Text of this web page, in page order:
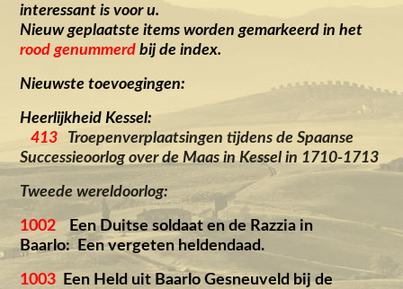
interessant is voor u.
Nieuw geplaatste items worden gemarkeerd in het
rood genummerd bij de index.
Nieuwste toevoegingen:
Heerlijkheid Kessel:
413 Troepenverplaatsingen tijdens de Spaanse
Successieoorlog over de Maas in Kessel in 1710-1713
Tweede wereldoorlog:
1002
Een Duitse soldaat en de Razzia in
Baarlo: Een vergeten heldendaad.
1003
Een Held uit Baarlo Gesneuveld bij de